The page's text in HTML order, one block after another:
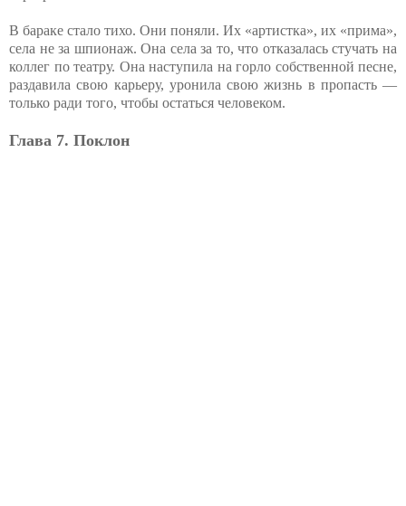
В бараке стало тихо. Они поняли. Их «артистка», их «прима»,
села не за шпионаж. Она села за то, что отказалась стучать на
коллег по театру. Она наступила на горло собственной песне,
раздавила свою карьеру, уронила свою жизнь в пропасть —
только ради того, чтобы остаться человеком.
Глава 7. Поклон